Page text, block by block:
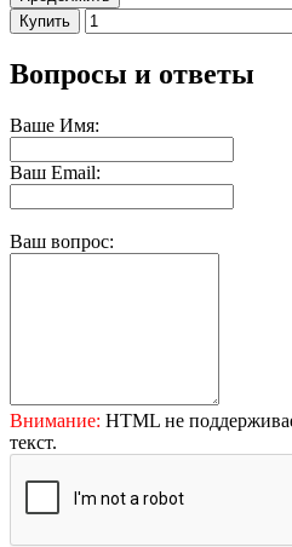
Купить
Вопросы и ответы
Ваше Имя:
Ваш Email:
Ваш вопрос:
Внимание: HTML не
текст.